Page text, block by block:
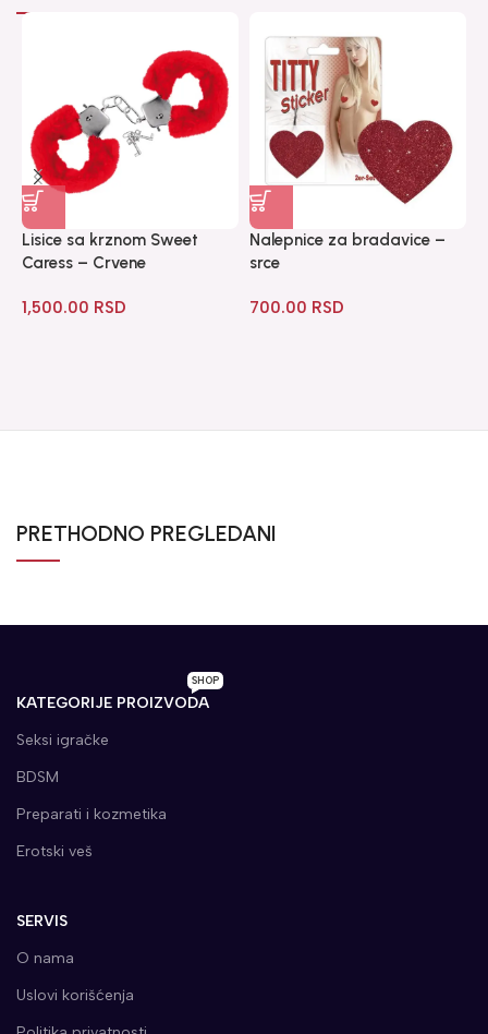
Lisice sa krznom Sweet
Caress – Crvene
1,500.00 RSD
Nalepnice za bradavice –
srce
700.00 RSD
PRETHODNO PREGLEDANI
KATEGORIJE PROIZVODA
SHOP
Seksi igračke
BDSM
Preparati i kozmetika
Erotski veš
SERVIS
O nama
Uslovi korišćenja